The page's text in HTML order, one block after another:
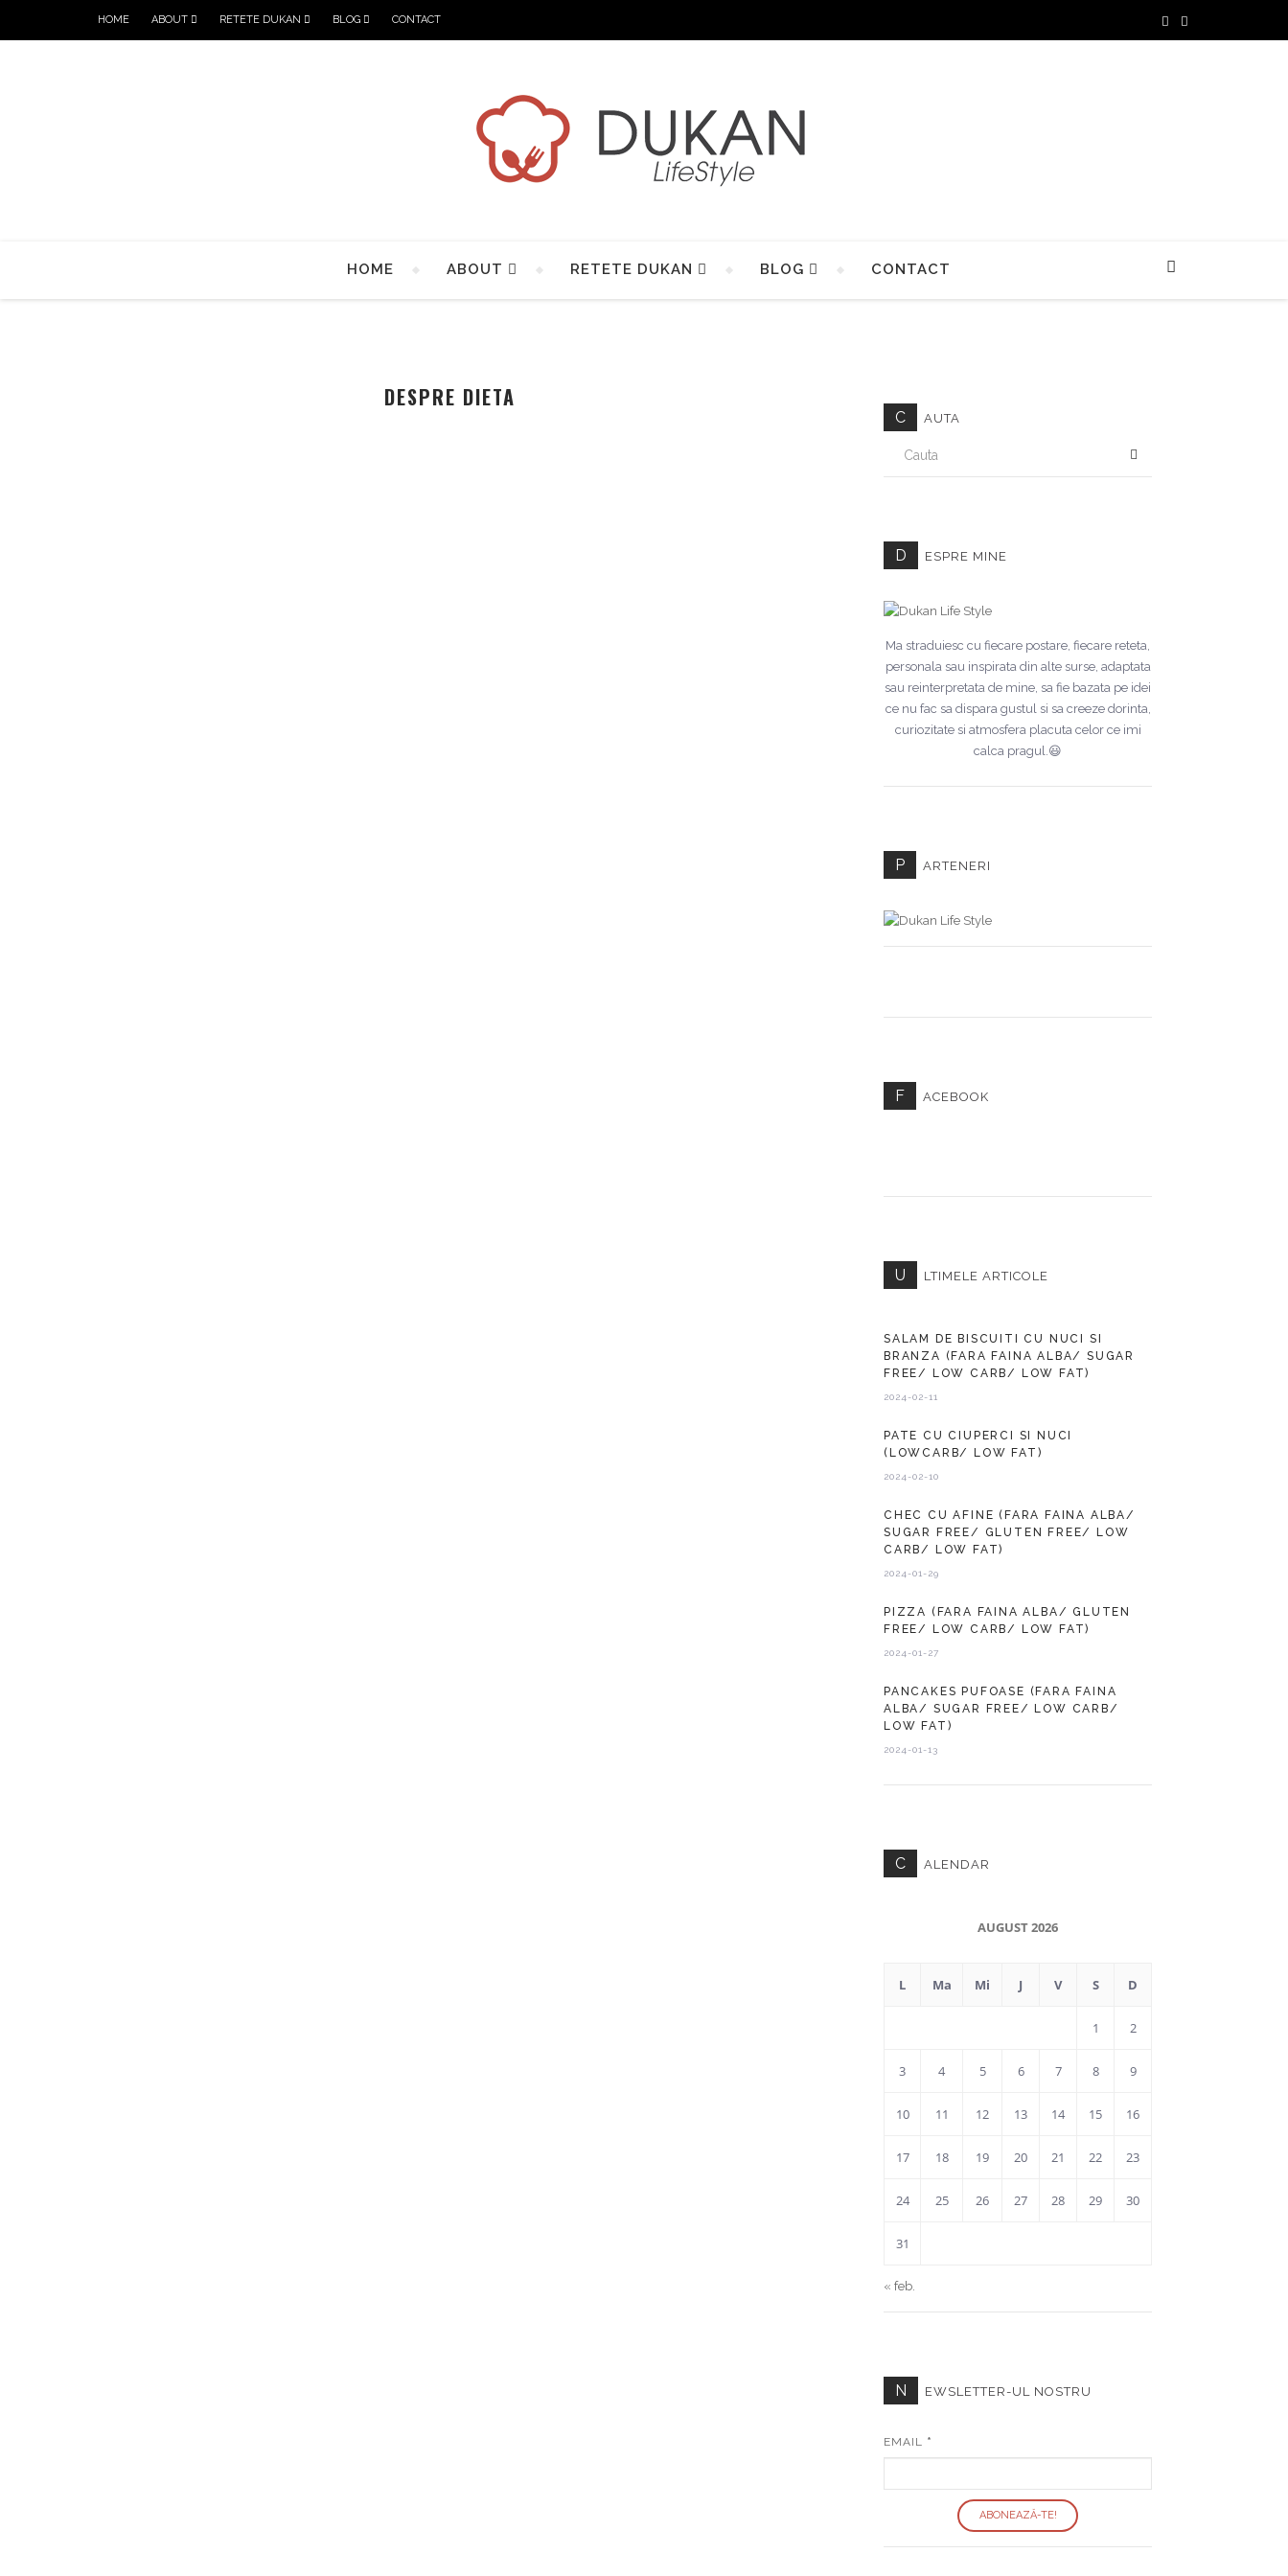
HOME ABOUT RETETE DUKAN BLOG CONTACT
HOME ABOUT RETETE DUKAN BLOG CONTACT
DESPRE DIETA
C AUTA
D ESPRE MINE
Ma straduiesc cu fiecare postare, fiecare reteta,
personala sau inspirata din alte surse, adaptata
sau reinterpretata de mine, sa fie bazata pe idei
ce nu fac sa dispara gustul si sa creeze dorinta,
curiozitate si atmosfera placuta celor ce imi
calca pragul.😃
P ARTENERI
F ACEBOOK
U LTIMELE ARTICOLE
SALAM DE BISCUITI CU NUCI SI
BRANZA (FARA FAINA ALBA/ SUGAR
FREE/ LOW CARB/ LOW FAT)
2024-02-11
PATE CU CIUPERCI SI NUCI
(LOWCARB/ LOW FAT)
2024-02-10
CHEC CU AFINE (FARA FAINA ALBA/
SUGAR FREE/ GLUTEN FREE/ LOW
CARB/ LOW FAT)
2024-01-29
PIZZA (FARA FAINA ALBA/ GLUTEN
FREE/ LOW CARB/ LOW FAT)
2024-01-27
PANCAKES PUFOASE (FARA FAINA
ALBA/ SUGAR FREE/ LOW CARB/
LOW FAT)
2024-01-13
C ALENDAR
AUGUST 2026
L Ma Mi J V S D
1 2
3 4 5 6 7 8 9
10 11 12 13 14 15 16
17 18 19 20 21 22 23
24 25 26 27 28 29 30
31
« feb.
N EWSLETTER-UL NOSTRU
EMAIL *